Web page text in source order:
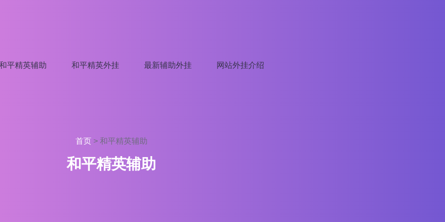
平精英辅助 和平精英外挂 最新辅助外挂 网站外挂介绍
首页 > 和平精英辅助
和平精英辅助